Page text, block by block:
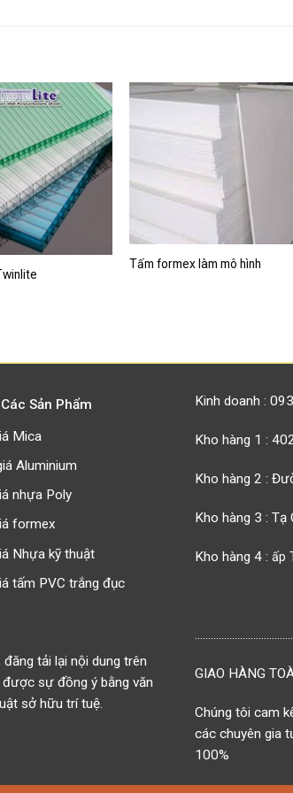
Tấm formex làm mô hình
Sản Phẩm
Mica
Aluminium
nhựa Poly
formex
Nhựa kỹ thuật
tấm PVC trắng đục
tải lại nội dung trên
sự đồng ý bằng văn
sở hữu trí tuệ.
Kinh doanh :
Kho hàng 1 :
Kho hàng 2 :
Kho hàng 3 : Tạ
Kho hàng 4 : ấp
GIAO HÀNG
Chúng tôi cam
các chuyên gia
100%